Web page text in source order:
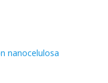
nanocelulosa